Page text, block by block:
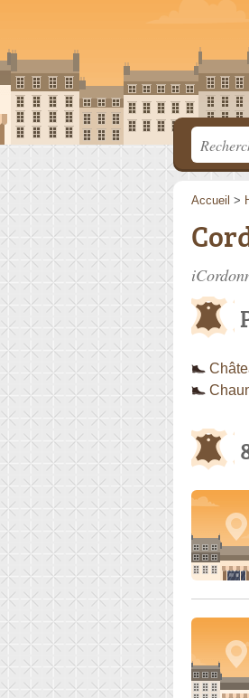
Accueil >